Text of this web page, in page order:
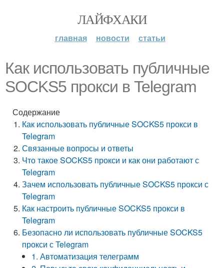
ЛАЙФХАКИ
главная новости статьи
Как использовать публичные
SOCKS5 прокси в Telegram
Содержание
Как использовать публичные SOCKS5 прокси в
Telegram
Связанные вопросы и ответы
Что такое SOCKS5 прокси и как они работают с
Telegram
Зачем использовать публичные SOCKS5 прокси с
Telegram
Как настроить публичные SOCKS5 прокси в
Telegram
Безопасно ли использовать публичные SOCKS5
прокси с Telegram
1. Автоматизация телеграмм